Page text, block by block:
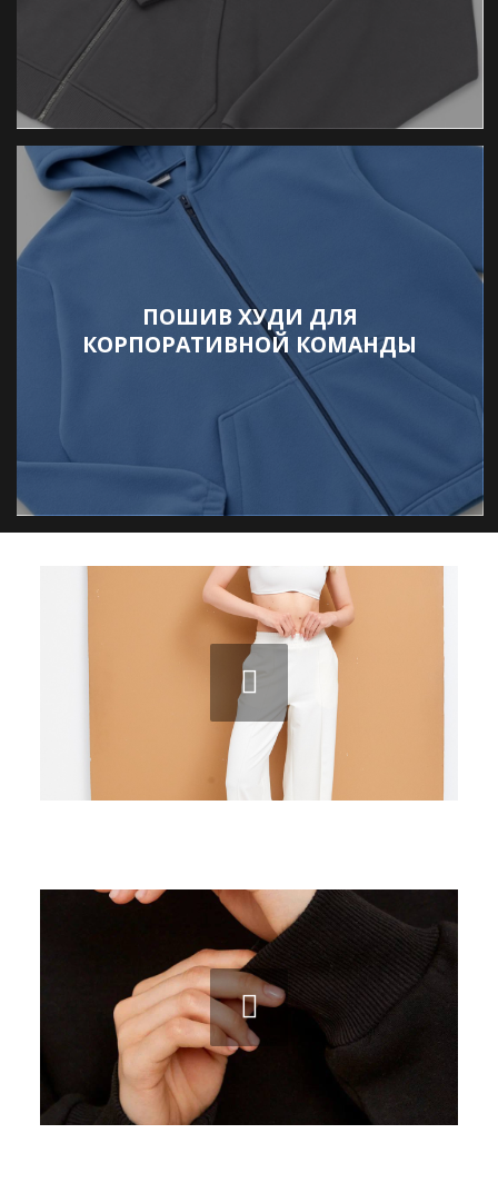
ПОШИВ ХУДИ ДЛЯ
КОРПОРАТИВНОЙ КОМАНДЫ